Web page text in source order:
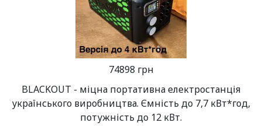
74898 грн
BLACKOUT - міцна портативна електростанція
українського виробництва. Ємність до 7,7 кВт*год,
потужність до 12 кВт.